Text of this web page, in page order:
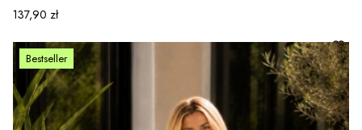
Cena
137,90 zł
Bestseller